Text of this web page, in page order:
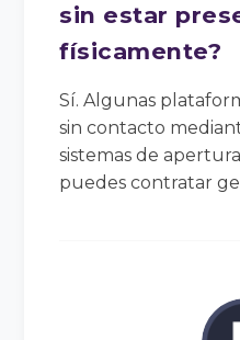
sin estar
físicamente?
Sí. Algunas
sin contacto
sistemas de
puedes contratar